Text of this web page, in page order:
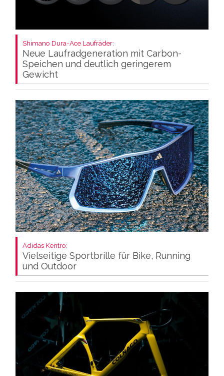
Shimano Dura-Ace Laufräder:
Neue Laufradgeneration mit Carbon-
Speichen und deutlich geringerem
Gewicht
Adidas Kentro:
Vielseitige Sportbrille für Bike, Running
und Outdoor